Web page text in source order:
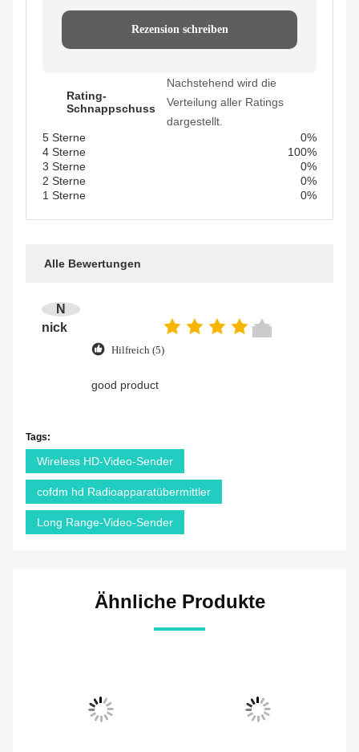
Rezension schreiben
Rating-
Schnappschuss
Nachstehend wird die
Verteilung aller Ratings
dargestellt.
5 Sterne
0%
4 Sterne
100%
3 Sterne
0%
2 Sterne
0%
1 Sterne
0%
Alle Bewertungen
N
nick
Hilfreich (5)
good product
Tags:
Wireless HD-Video-Sender
cofdm hd Radioapparatübermittler
Long Range-Video-Sender
Ähnliche Produkte